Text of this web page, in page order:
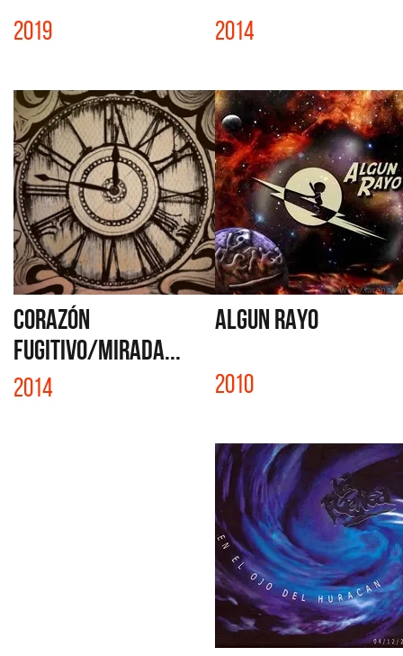
2019 2014
CORAZÓN
FUGITIVO/MIRADA...
2014
ALGUN RAYO
2010